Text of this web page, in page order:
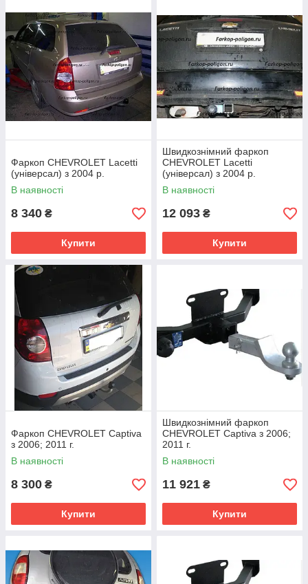
Фаркоп CHEVROLET Lacetti
(універсал) з 2004 р.
В наявності
8 340 ₴
Купити
Швидкознімний фаркоп
CHEVROLET Lacetti
(універсал) з 2004 р.
В наявності
12 093 ₴
Купити
Фаркоп CHEVROLET Captiva
з 2006; 2011 г.
В наявності
8 300 ₴
Купити
Швидкознімний фаркоп
CHEVROLET Captiva з 2006;
2011 г.
В наявності
11 921 ₴
Купити